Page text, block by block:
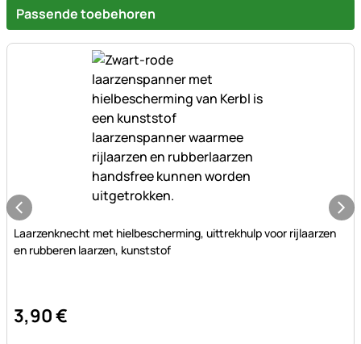
Passende toebehoren
Nog geen beoordelingen geplaatst
Laarzenknecht met hielbescherming, uittrekhulp voor rijlaarzen
en rubberen laarzen, kunststof
3,90€